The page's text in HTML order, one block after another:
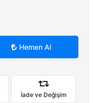
Hemen Al
İade ve Değişim